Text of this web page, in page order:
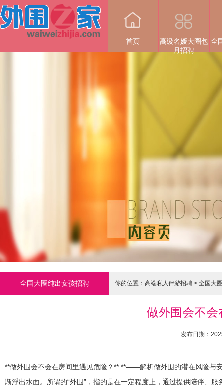
首页
高级名媛大圈包
月招聘
全
全国大圈纯出女孩招聘 你的位置： 高端私人伴游招聘 > 全国大
做外围会不会
发布日期：
**做外围会不会在房间里遇见危险？** **——解析做外围的潜在风险与
渐浮出水面。所谓的“外围”，指的是在一定程度上，通过提供陪伴、